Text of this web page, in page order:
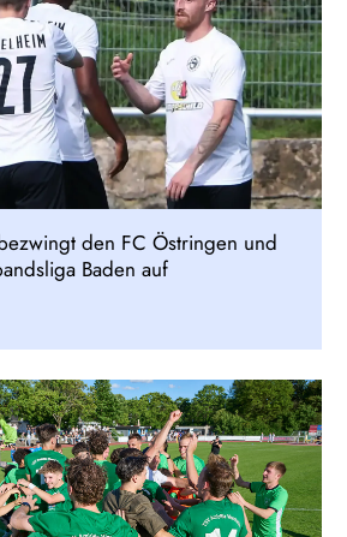
den FC Östringen und
Baden auf